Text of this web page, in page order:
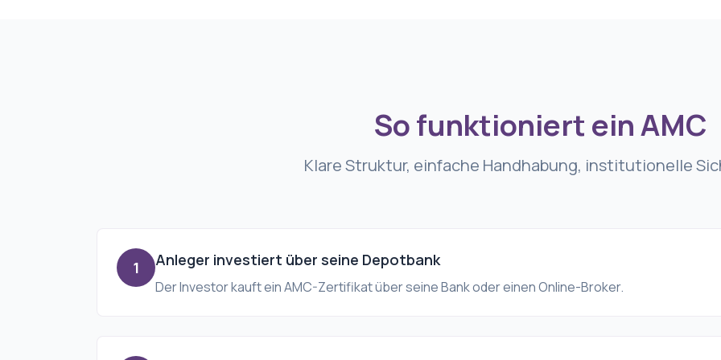
So funktioniert ein AMC
Klare Struktur, einfache Handhabung, institutionelle
1 Anleger investiert über seine Depotbank
Der Investor kauft ein AMC-Zertifikat über seine Bank oder einen Online-Broker.